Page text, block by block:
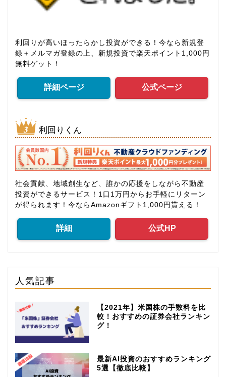
利回りが高いほったらかし投資ができる！今なら新規登
録＋メルマガ登録の上、新規投資で楽天ポイント1,000円
無料ゲット！
詳細ページ 公式ページ
利回りくん
社会貢献、地域創生など、誰かの応援をしながら不動産
投資ができるサービス！1口1万円からお手軽にリターン
が得られます！今ならAmazonギフト1,000円貰える！
詳細 公式HP
人気記事
【2021年】米国株の手数料を比
較！おすすめの証券会社ランキン
グ！
最新AI投資のおすすめランキング
5選【徹底比較】